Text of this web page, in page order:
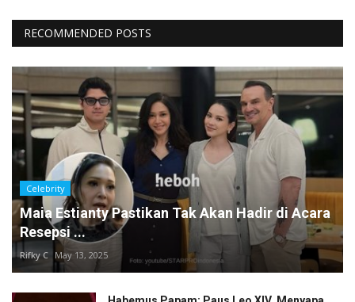
RECOMMENDED POSTS
Celebrity
Maia Estianty Pastikan Tak Akan Hadir di Acara
Resepsi ...
Rifky C May 13, 2025